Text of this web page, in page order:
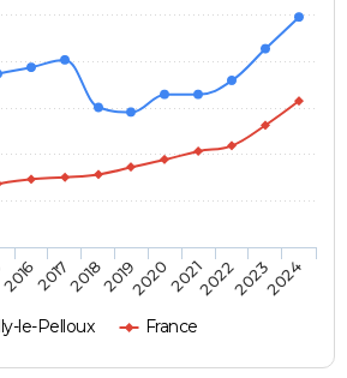
le-Pelloux France
201620172018201920202021202220232024